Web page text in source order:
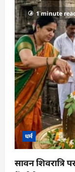
1 minute
धर्म
सावन शिवरात्रि